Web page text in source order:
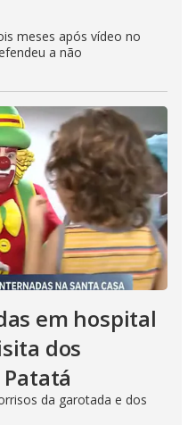
meses após vídeo no
a não
em hospital
dos
da garotada e dos